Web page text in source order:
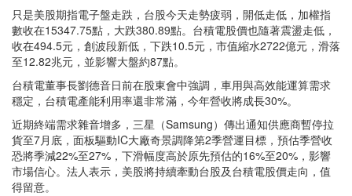
只是美股期指電子盤走跌，台股今天走勢疲弱，開低走低，加權指
數收在15347.75點，大跌380.89點。台積電股價也隨著震盪走低，
收在494.5元，創波段新低，下跌10.5元，市值縮水2722億元，滑落
至12.82兆元，並影響大盤約87點。
台積電董事長劉德音日前在股東會中強調，車用與高效能運算需求
穩定，台積電產能利用率還非常滿，今年營收將成長30%。
近期終端需求雜音增多，三星（Samsung）傳出通知供應商暫停拉
貨至7月底，面板驅動IC大廠奇景調降第2季營運目標，預估季營收
恐將季減22%至27%，下滑幅度高於原先預估的16%至20%，影響
市場信心。法人表示，美股將持續牽動台股及台積電股價走向，值
得留意。